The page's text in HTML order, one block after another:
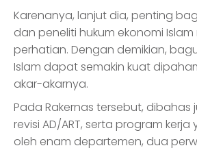
Karenanya, lanjut dia, penting
dan peneliti hukum ekonomi
perhatian. Dengan demikian,
Islam dapat semakin kuat
akar-akarnya.
Pada Rakernas tersebut, dibahas
revisi AD/ART, serta program
oleh enam departemen, dua